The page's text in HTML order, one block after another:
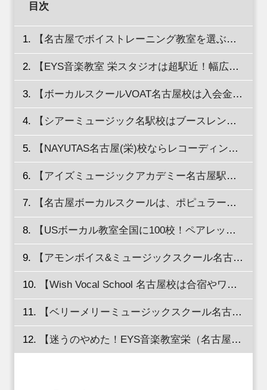
目次
【名古屋でボイストレーニング教室を選ぶ際のポイントをチェック！】
【EYS音楽教室 栄スタジオは超駅近！幅広いジャンルに対応するボイストレーニング教室】
【ボーカルスクールVOAT名古屋校は入会金無料！オーディションを受けたい人にもおすすめ】
【シアーミュージック名駅校はブースレンタルも無料！全国に約100校舎展開する音楽教室！】
【NAYUTAS名古屋(栄)校ならレコーディングが無料！隠れ家空間で完全マンツーマンレッスン】
【アイズミュージックアカデミー名古屋駅前校は初心者や趣味を極めたい方に最適！】
【名古屋ボーカルスクールは、ポピュラーミュージックに特化したボイストレーニングスクール】
【USボーカル教室全国に100校！ペアレッスンもあるボイストレーニングスクール！】
【アモンボイス&ミュージックスクール名古屋はスクールのなかにライブホールがある！】
【Wish Vocal School 名古屋校は合宿やワークショップなどイベント盛りだくさん！】
【ベリーメリーミュージックスクール名古屋校なら独自のカリキュラムを学べる！】
【迷うのやめた！EYS音楽教室栄（名古屋）スタジオでボイストレーニングを体験！】